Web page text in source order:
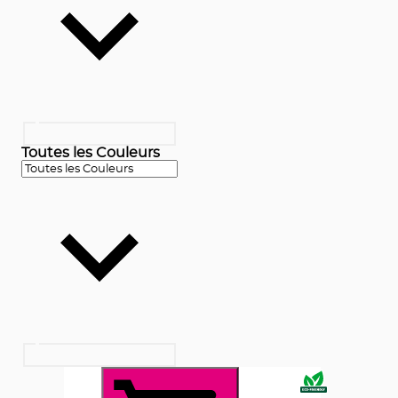
Toutes les Couleurs